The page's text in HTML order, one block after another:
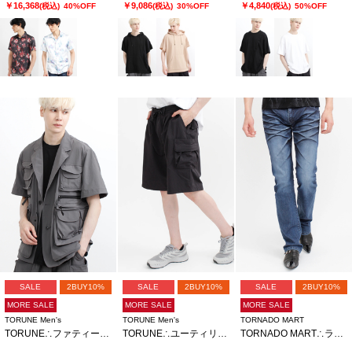
￥16,368(税込) 40%OFF ￥9,086(税込) 30%OFF ￥4,840(税込) 50%OFF
SALE 2BUY10%
MORE SALE
TORUNE Men's
SALE 2BUY10%
MORE SALE
TORUNE Men's
SALE 2BUY10%
MORE SALE
TORNADO MART